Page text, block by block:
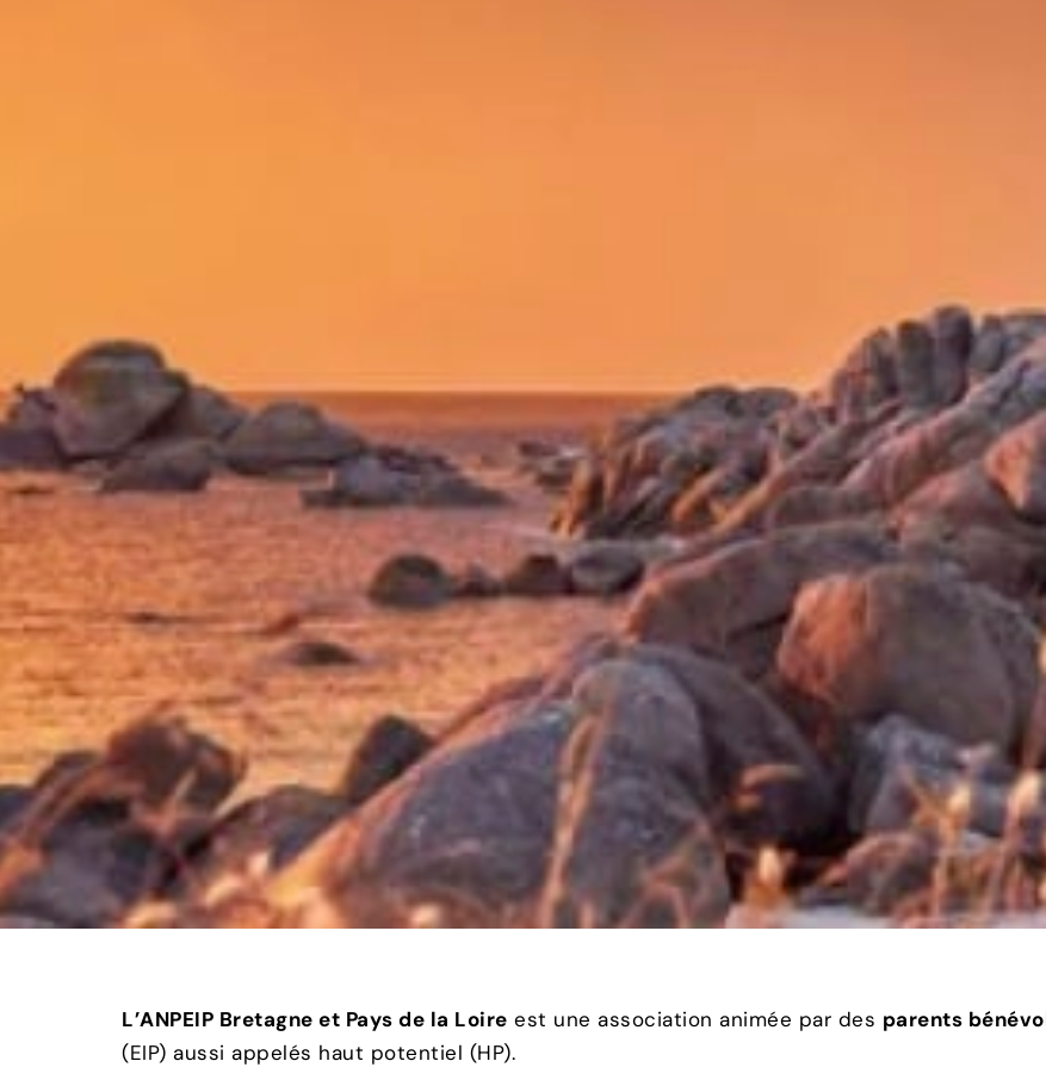
L’ANPEIP Bretagne et Pays de la Loire est une association animée par des parents
(EIP) aussi appelés haut potentiel (HP).